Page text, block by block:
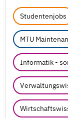
Studentenjobs
MTU
Informatik -